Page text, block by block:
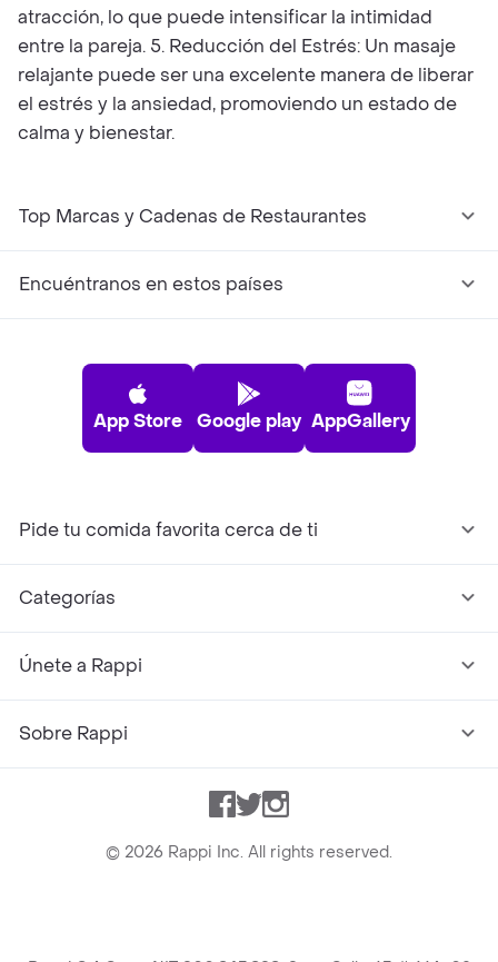
atracción, lo que puede intensificar la intimidad
entre la pareja. 5. Reducción del Estrés: Un masaje
relajante puede ser una excelente manera de liberar
el estrés y la ansiedad, promoviendo un estado de
calma y bienestar.
Top Marcas y Cadenas de Restaurantes
Encuéntranos en estos países
App Store Google play AppGallery
Pide tu comida favorita cerca de ti
Categorías
Únete a Rappi
Sobre Rappi
Facebook
TwitterInstagram
© 2026 Rappi Inc. All rights reserved.